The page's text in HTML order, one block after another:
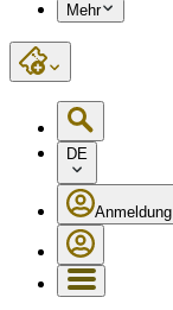
Mehr
DE
Anmeldung